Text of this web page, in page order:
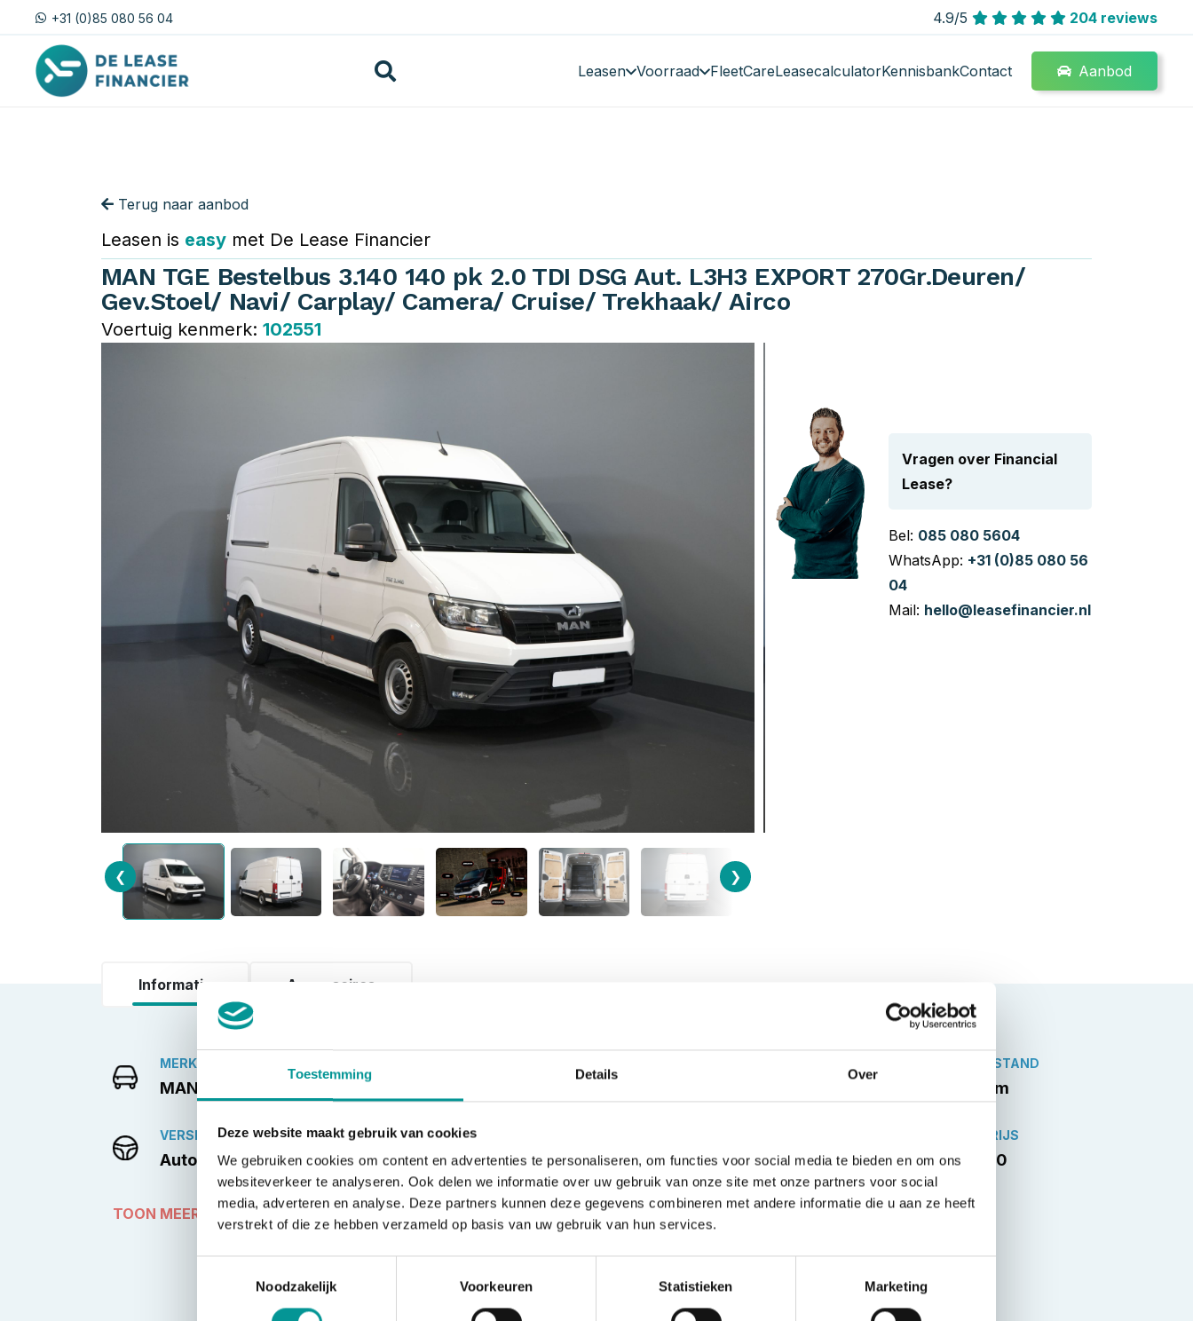
Toestemming Details Over
Deze website maakt gebruik van cookies
We gebruiken cookies om content en advertenties te personaliseren, om functies voor social media te bieden en om ons
websiteverkeer te analyseren. Ook delen we informatie over uw gebruik van onze site met onze partners voor social
media, adverteren en analyse. Deze partners kunnen deze gegevens combineren met andere informatie die u aan ze heeft
verstrekt of die ze hebben verzameld op basis van uw gebruik van hun services.
Noodzakelijk
Voorkeuren Statistieken Marketing
+31 (0)85 080 56 04 4.9/5 204 reviews
Leasen Voorraad FleetCareLeasecalculatorKennisbankContact Aanbod
Terug naar aanbod
Leasen is easy met De Lease Financier
MAN TGE Bestelbus 3.140 140 pk 2.0 TDI DSG Aut. L3H3 EXPORT 270Gr.Deuren/
Gev.Stoel/ Navi/ Carplay/ Camera/ Cruise/ Trekhaak/ Airco
Voertuig kenmerk: 102551
❮ ❯
Vragen over Financial
Lease?
Bel: 085 080 5604
WhatsApp: +31 (0)85 080 56
04
Mail: hello@leasefinancier.nl
Informatie Accessoires
MERK
MAN
KILOMETERSTAND
199.073 km
VERSNELLINGSBAK
Automaat
BRANDSTOF
Diesel BTW
VERKOOPPRIJS
€11.950,00
TOON MEER